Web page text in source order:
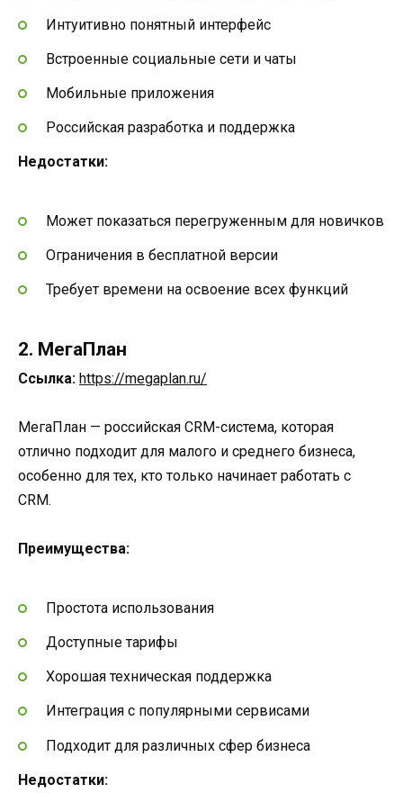
Интуитивно понятный интерфейс
Встроенные социальные сети и чаты
Мобильные приложения
Российская разработка и поддержка
Недостатки:
Может показаться перегруженным для новичков
Ограничения в бесплатной версии
Требует времени на освоение всех функций
2. МегаПлан
Ссылка: https://megaplan.ru/
МегаПлан — российская CRM-система, которая
отлично подходит для малого и среднего бизнеса,
особенно для тех, кто только начинает работать с
CRM.
Преимущества:
Простота использования
Доступные тарифы
Хорошая техническая поддержка
Интеграция с популярными сервисами
Подходит для различных сфер бизнеса
Недостатки: